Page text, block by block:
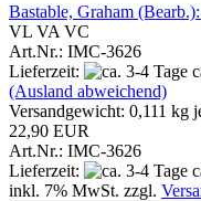
Bastable, Graham
VL VA VC
Art.Nr.: IMC-3626
Lieferzeit:
(Ausland abweichend)
Versandgewicht: 0,111 kg
22,90 EUR
Art.Nr.: IMC-3626
Lieferzeit:
inkl. 7% MwSt. zzgl.